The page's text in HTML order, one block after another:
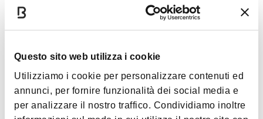
Questo sito web utilizza i cookie
Utilizziamo i cookie per personalizzare contenuti ed
annunci, per fornire funzionalità dei social media e
per analizzare il nostro traffico. Condividiamo inoltre
OpenStreetMapcontributors © CARTO
Piazza Rocca
40060 Dozza
到博洛尼亞的距離< 40 km
如何到达